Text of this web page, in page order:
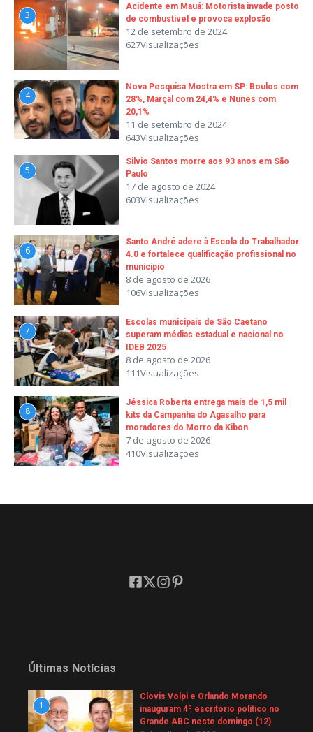
3
Acidente em Mauá: Motorista invade posto
de combustível e provoca explosão
12 de setembro de 2024
627Visualizações
4
Nova Pesquisa Mostra em SP: Boulos com
28%, Marçal com 24,4% e Nunes com
20,1%
11 de setembro de 2024
643Visualizações
5
Silvio Santos morre aos 93 anos em São
Paulo
17 de agosto de 2024
603Visualizações
6
Santo André adere à Escola do Trabalhador
4.0 e fortalece qualificação profissional no
município
8 de agosto de 2026
106Visualizações
7
Escolas municipais de São Caetano
superam médias estadual e nacional no
IDEB 2025
8 de agosto de 2026
111Visualizações
8
Jéssica Roberta entrega mais de 1,5 mil
kits da Campanha do Agasalho para
moradores do Morro da Kibon
7 de agosto de 2026
410Visualizações
Últimas Notícias
1
Clovis Volpi e Orlando Morando
inauguram 4º escritório político no
Grande ABC neste domingo (12)